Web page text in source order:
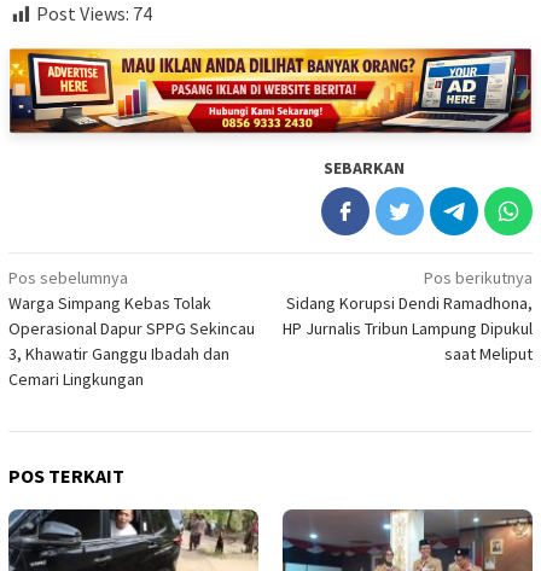
Post Views: 74
SEBARKAN
Navigasi
pos
Pos sebelumnya
Warga Simpang Kebas Tolak
Operasional Dapur SPPG Sekincau
3, Khawatir Ganggu Ibadah dan
Cemari Lingkungan
Pos berikutnya
Sidang Korupsi Dendi Ramadhona,
HP Jurnalis Tribun Lampung Dipukul
saat Meliput
POS TERKAIT